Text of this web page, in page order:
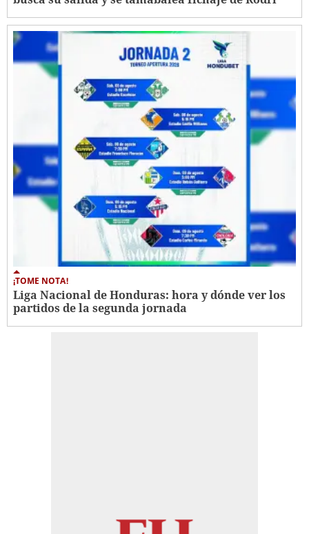
¡TOME NOTA!
Liga Nacional de Honduras: hora y dónde ver los
partidos de la segunda jornada